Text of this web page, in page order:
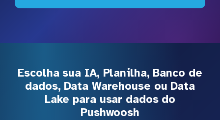
Escolha sua IA, Planilha, Banco de
dados, Data Warehouse ou Data
Lake para usar dados do
Pushwoosh